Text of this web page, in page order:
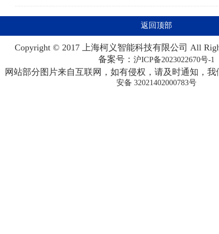
返回顶部
Copyright © 2017 上海柯义智能科技有限公司 All
备案号： 沪ICP备2023022670号-1
网站部分图片来自互联网，如有侵权，请及时通知，
安备 32021402000783号